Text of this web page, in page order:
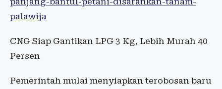
palawija
CNG Siap Gantikan LPG 3 Kg, Lebih Murah 40
Persen
Pemerintah mulai menyiapkan terobosan baru